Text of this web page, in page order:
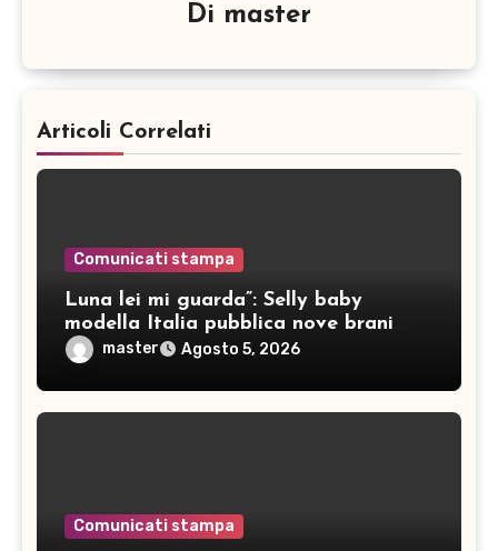
Di master
Articoli Correlati
Comunicati stampa
Luna lei mi guarda”: Selly baby
modella Italia pubblica nove brani
ineditimaster Agosto 5, 2026
Comunicati stampa